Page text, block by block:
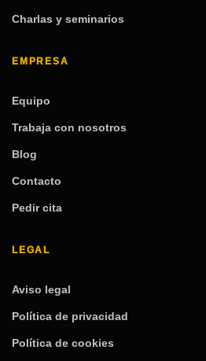
Charlas y seminarios
EMPRESA
Equipo
Trabaja con nosotros
Blog
Contacto
Pedir cita
LEGAL
Aviso legal
Política de privacidad
Política de cookies